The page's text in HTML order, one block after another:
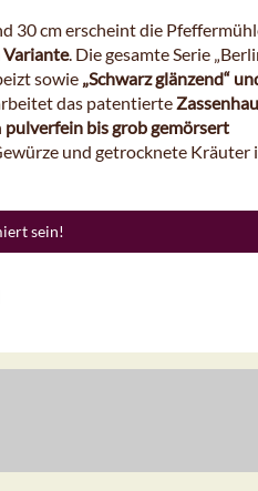
30 cm erscheint die
Variante. Die gesamte Serie
sowie „Schwarz glänzend“
das patentierte
pulverfein bis grob gemörsert
und getrocknete Kräuter
sein!